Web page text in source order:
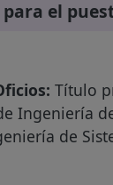
el
Título
Ingeniería
de